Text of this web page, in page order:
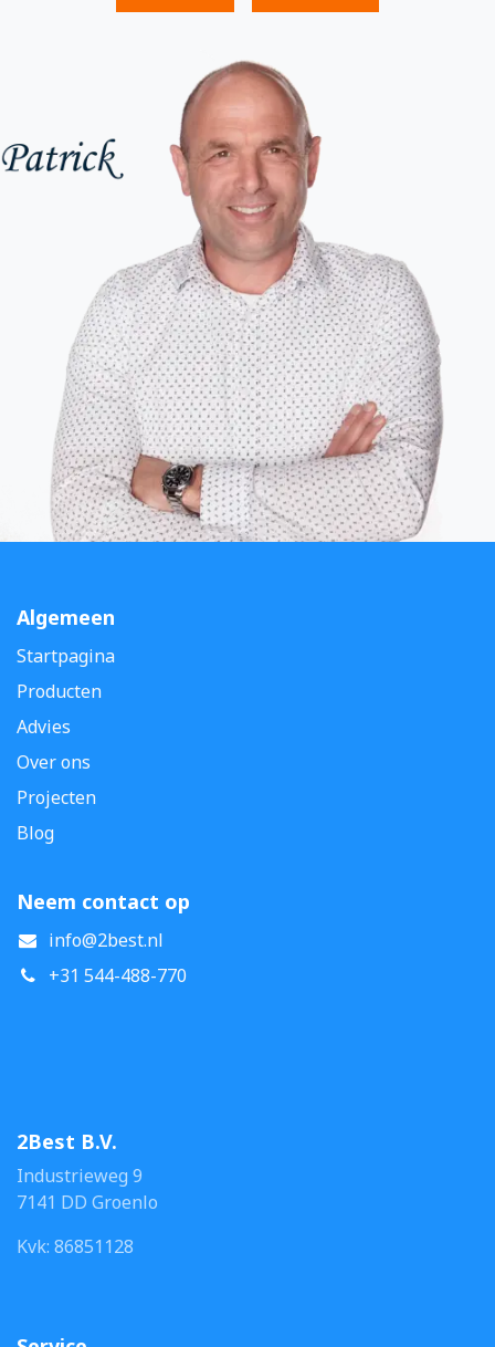
Algemeen
Startpagina
Producten
Advies
Over ons
Projecten
Blog
Neem contact op
info@2best.nl
+31 544-488-770
2Best B.V.
Industrieweg 9
7141 DD Groenlo
Kvk: 86851128